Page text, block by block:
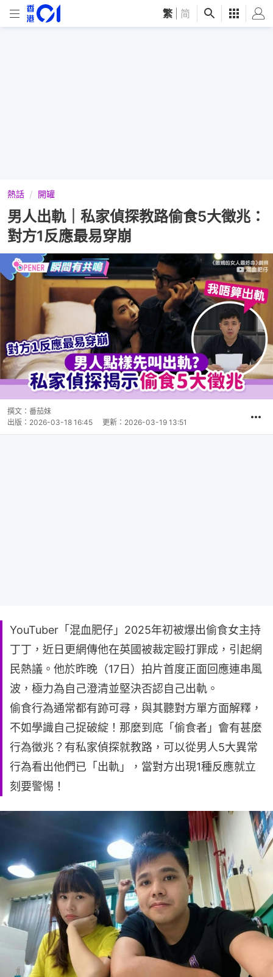
繁 简
熱話 開罐
男人出軌｜私家偵探教路偷食5大徵兆：
對方1反應最易穿崩
撰文： 番茄妹
出版： 2026-03-18 16:45 更新： 2026-03-19 13:51
YouTuber「混血肥仔」2025年初被爆出偷食女主持
丁丁，近日更網傳他在英國被裁定毆打罪成，引起網
民熱議。他於昨晚（17日）拍片首度正面回應連串風
波，極力為自己澄清並堅決否認自己出軌。
偷食行為通常都有跡可尋，與其聽對方單方面解釋，
不如學識自己捉破綻！那麼到底「偷食者」會有甚麼
行為徵兆？有私家偵探就教路，可以從男人5大異常
行為看出他們已「出軌」，當對方出現1種反應就立
刻要警惕！